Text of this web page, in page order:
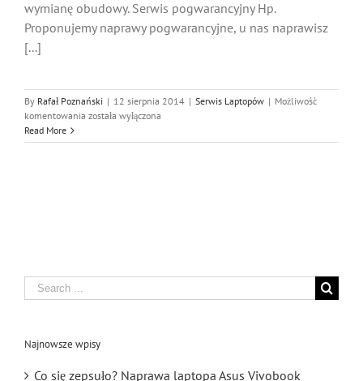
wymianę obudowy. Serwis pogwarancyjny Hp.
Proponujemy naprawy pogwarancyjne, u nas naprawisz
[...]
By Rafał Poznański | 12 sierpnia 2014 | Serwis Laptopów | Możliwość
komentowania Hp
Laptopów
została wyłączona
Read More
Search
for:
Najnowsze wpisy
Co się zepsuło? Naprawa laptopa Asus Vivobook